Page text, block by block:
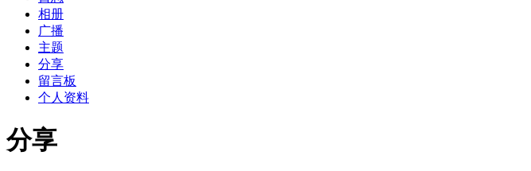
相册
广播
主题
分享
留言板
个人资料
分享